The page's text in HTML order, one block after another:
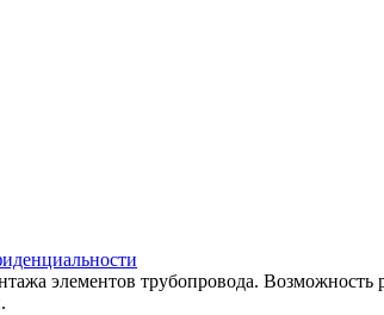
элементов трубопровода. Возможность